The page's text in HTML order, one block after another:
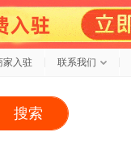
家入驻 联系我们
搜索